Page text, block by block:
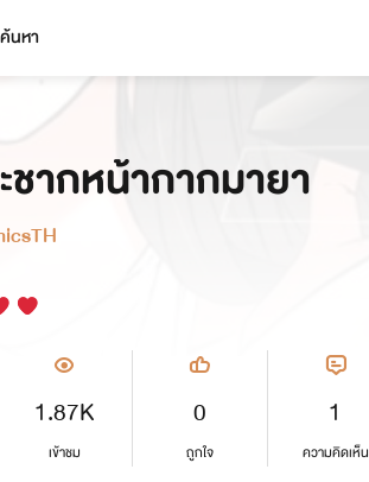
ค้นหา
ากหน้ากากมายา
1.87K
เข้าชม
0
ถูกใจ
1
ความคิดเห็น